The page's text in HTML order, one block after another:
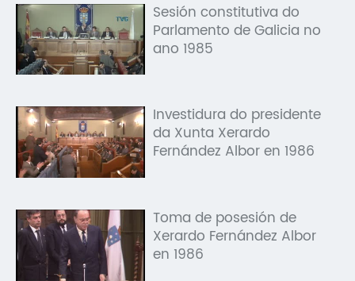
Sesión constitutiva do
Parlamento de Galicia no
ano 1985
Investidura do presidente
da Xunta Xerardo
Fernández Albor en 1986
Toma de posesión de
Xerardo Fernández Albor
en 1986